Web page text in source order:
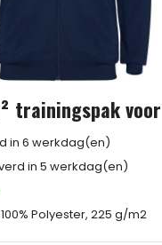
en Nachtkleding
en tassen
in 6 werkdag(en)
in 5 werkdag(en)
Polyester, 225 g/m2